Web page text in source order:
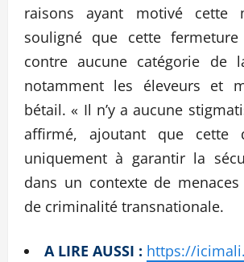
raisons ayant motivé cette
souligné que cette fermeture
contre aucune catégorie de
notamment les éleveurs et
bétail. « Il n’y a aucune
affirmé, ajoutant que cette
uniquement à garantir la
dans un contexte de
de criminalité transnationale.
A LIRE AUSSI : https://